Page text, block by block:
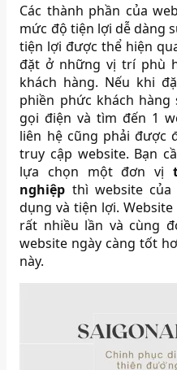
Các thành phần của
mức độ tiện lợi dễ dàng
tiện lợi được thể hiện
đặt ở những vị trí phù
khách hàng. Nếu khi
phiền phức khách
gọi điện và tìm đến 1
liên hệ cũng phải được
truy cập website. Bạn
lựa chọn một đơn vị
nghiệp thì website
dụng và tiện lợi.
rất nhiều lần và cùng
website ngày càng tốt
này.